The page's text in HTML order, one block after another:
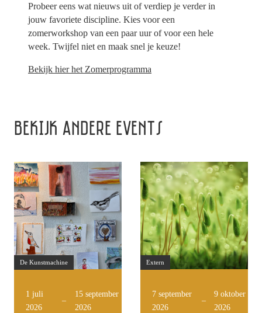
Probeer eens wat nieuws uit of verdiep je verder in
jouw favoriete discipline. Kies voor een
zomerworkshop van een paar uur of voor een hele
week. Twijfel niet en maak snel je keuze!
Bekijk hier het Zomerprogramma
BEKIJK ANDERE EVENTS
De Kunstmachine
1 juli
2026
–
15 september
2026
Extern
7 september
2026
–
9 oktober
2026